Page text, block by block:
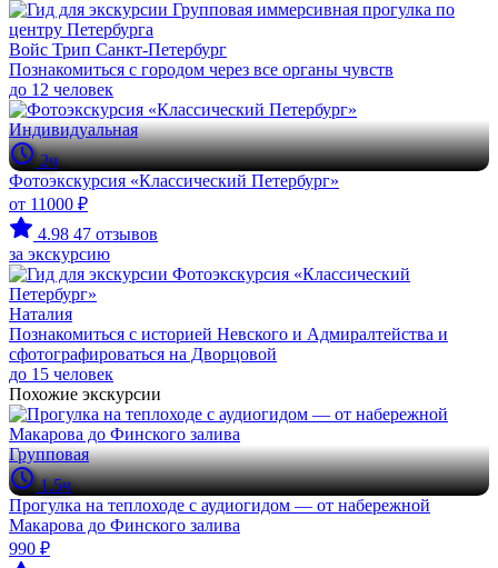
Войс Трип Санкт-Петербург
Познакомиться с городом через все органы чувств
до 12 человек
Индивидуальная
2ч
Фотоэкскурсия «Классический Петербург»
от 11000 ₽
4.98 47 отзывов
за экскурсию
Наталия
Познакомиться с историей Невского и Адмиралтейства и
сфотографироваться на Дворцовой
до 15 человек
Похожие экскурсии
Групповая
1.5ч
Прогулка на теплоходе с аудиогидом — от набережной
Макарова до Финского залива
990 ₽